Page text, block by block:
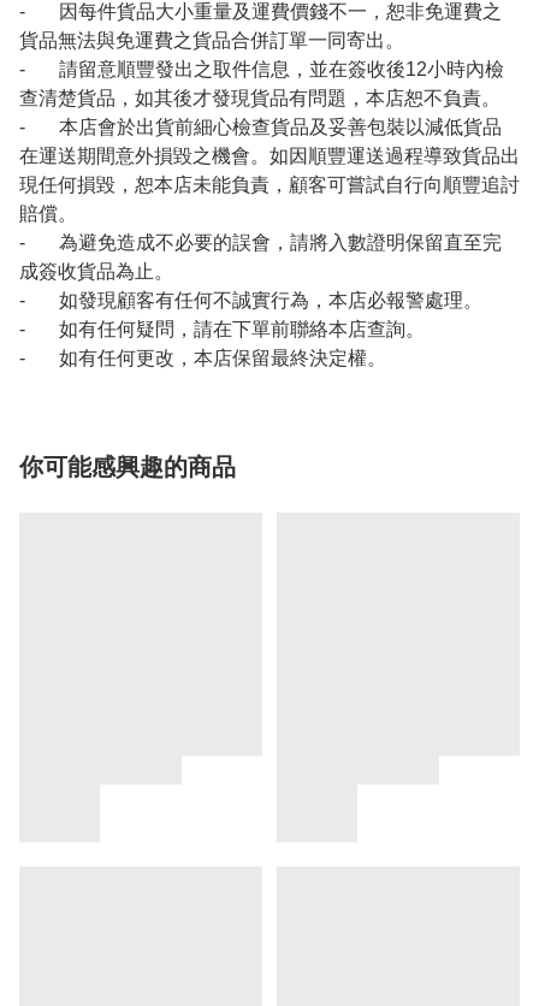
- 因每件貨品大小重量及運費價錢不一，恕非免運費之
貨品無法與免運費之貨品合併訂單一同寄出。
- 請留意順豐發出之取件信息，並在簽收後12小時內檢
查清楚貨品，如其後才發現貨品有問題，本店恕不負責。
- 本店會於出貨前細心檢查貨品及妥善包裝以減低貨品
在運送期間意外損毀之機會。如因順豐運送過程導致貨品出
現任何損毀，恕本店未能負責，顧客可嘗試自行向順豐追討
賠償。
- 為避免造成不必要的誤會，請將入數證明保留直至完
成簽收貨品為止。
- 如發現顧客有任何不誠實行為，本店必報警處理。
- 如有任何疑問，請在下單前聯絡本店查詢。
- 如有任何更改，本店保留最終決定權。
你可能感興趣的商品